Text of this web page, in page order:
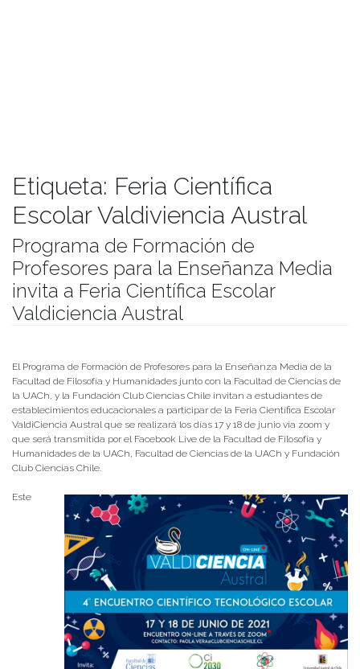
Etiqueta: Feria Científica
Escolar Valdiviencia Austral
Programa de Formación de
Profesores para la Enseñanza Media
invita a Feria Científica Escolar
Valdiciencia Austral
El Programa de Formación de Profesores para la Enseñanza Media de la
Facultad de Filosofía y Humanidades junto con la Facultad de Ciencias de
la UACh, y la Fundación Club Ciencias Chile invitan a estudiantes de
establecimientos educacionales a participar de la Feria Científica Escolar
ValdiCiencia Austral que se realizará los días 17 y 18 de junio vía zoom y
que será transmitida por el Facebook Live de la Facultad de Filosofía y
Humanidades de la UACh, Facultad de Ciencias de la UACh y Fundación
Club Ciencias Chile.
Este